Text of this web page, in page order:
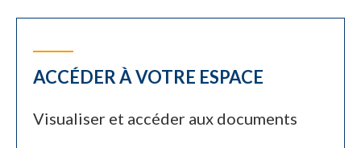
ACCÉDER À VOTRE ESPACE
Visualiser et accéder aux documents